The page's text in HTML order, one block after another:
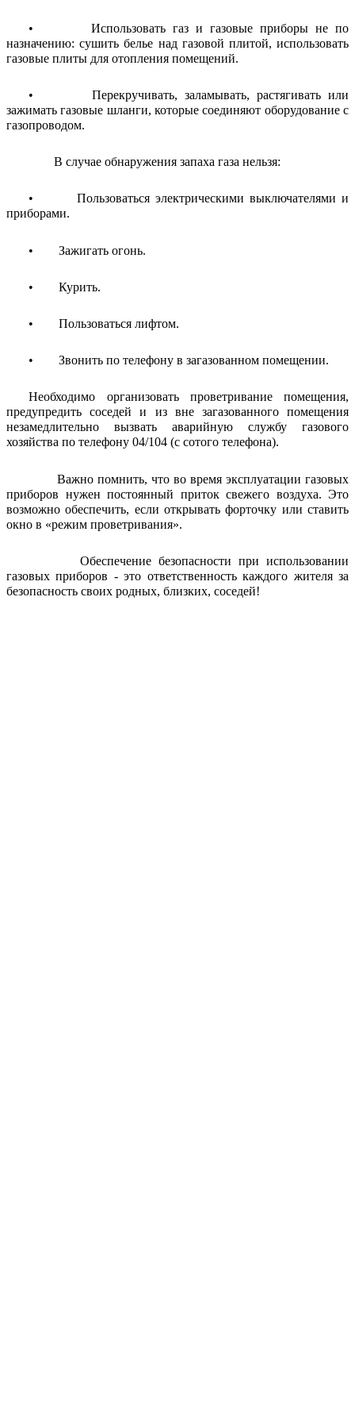
• Использовать газ и газовые приборы не по
назначению: сушить белье над газовой плитой, использовать
газовые плиты для отопления помещений.
• Перекручивать, заламывать, растягивать или
зажимать газовые шланги, которые соединяют оборудование с
газопроводом.
В случае обнаружения запаха газа нельзя:
• Пользоваться электрическими выключателями и
приборами.
• Зажигать огонь.
• Курить.
• Пользоваться лифтом.
• Звонить по телефону в загазованном помещении.
Необходимо организовать проветривание помещения,
предупредить соседей и из вне загазованного помещения
незамедлительно вызвать аварийную службу газового
хозяйства по телефону 04/104 (с сотого телефона).
Важно помнить, что во время эксплуатации газовых
приборов нужен постоянный приток свежего воздуха. Это
возможно обеспечить, если открывать форточку или ставить
окно в «режим проветривания».
Обеспечение безопасности при использовании
газовых приборов - это ответственность каждого жителя за
безопасность своих родных, близких, соседей!